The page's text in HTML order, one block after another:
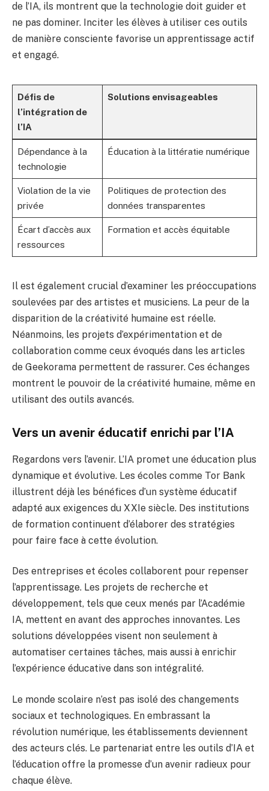
de l’IA, ils montrent que la technologie doit guider et
ne pas dominer. Inciter les élèves à utiliser ces outils
de manière consciente favorise un apprentissage actif
et engagé.
Défis de
l’intégration de
l’IA
Solutions envisageables
Dépendance à la
technologie
Éducation à la littératie numérique
Violation de la vie
privée
Politiques de protection des
données transparentes
Écart d’accès aux
ressources
Formation et accès équitable
Il est également crucial d’examiner les préoccupations
soulevées par des artistes et musiciens. La peur de la
disparition de la créativité humaine est réelle.
Néanmoins, les projets d’expérimentation et de
collaboration comme ceux évoqués dans les articles
de Geekorama permettent de rassurer. Ces échanges
montrent le pouvoir de la créativité humaine, même en
utilisant des outils avancés.
Vers un avenir éducatif enrichi par l’IA
Regardons vers l’avenir. L’IA promet une éducation plus
dynamique et évolutive. Les écoles comme Tor Bank
illustrent déjà les bénéfices d’un système éducatif
adapté aux exigences du XXIe siècle. Des institutions
de formation continuent d’élaborer des stratégies
pour faire face à cette évolution.
Des entreprises et écoles collaborent pour repenser
l’apprentissage. Les projets de recherche et
développement, tels que ceux menés par l’Académie
IA, mettent en avant des approches innovantes. Les
solutions développées visent non seulement à
automatiser certaines tâches, mais aussi à enrichir
l’expérience éducative dans son intégralité.
Le monde scolaire n’est pas isolé des changements
sociaux et technologiques. En embrassant la
révolution numérique, les établissements deviennent
des acteurs clés. Le partenariat entre les outils d’IA et
l’éducation offre la promesse d’un avenir radieux pour
chaque élève.